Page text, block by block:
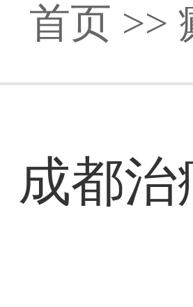
首页 >>
成都